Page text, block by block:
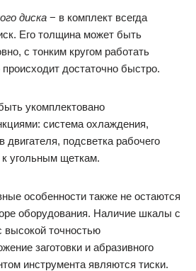
диска − в комплект всегда
Его толщина может быть
с тонким кругом работать
достаточно быстро.
укомплектовано
система охлаждения,
подсветка рабочего
угольным щеткам.
особенности также не остаются
оборудования. Наличие шкалы с
высокой точностью
заготовки и абразивного
инструмента являются тиски.